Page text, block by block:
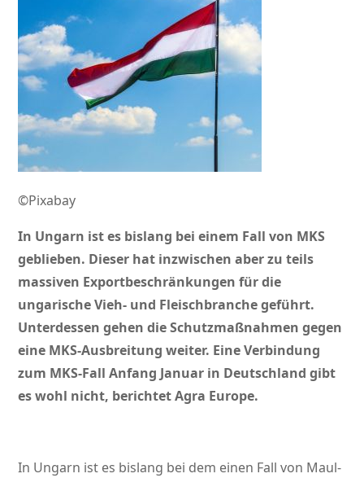
©Pixabay
In Ungarn ist es bislang bei einem Fall von MKS
geblieben. Dieser hat inzwischen aber zu teils
massiven Exportbeschränkungen für die
ungarische Vieh- und Fleischbranche geführt.
Unterdessen gehen die Schutzmaßnahmen gegen
eine MKS-Ausbreitung weiter. Eine Verbindung
zum MKS-Fall Anfang Januar in Deutschland gibt
es wohl nicht, berichtet Agra Europe.
In Ungarn ist es bislang bei dem einen Fall von Maul-